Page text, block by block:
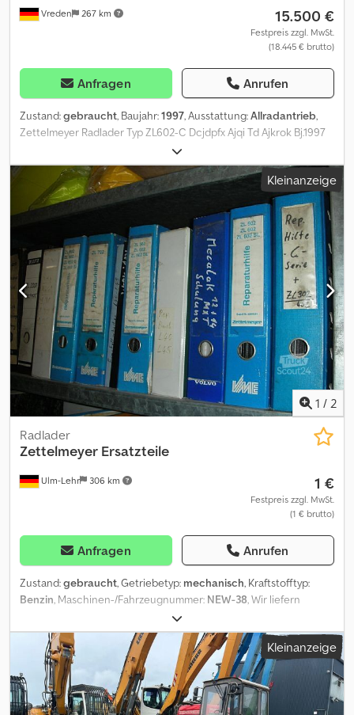
Vreden 267 km 15.500 €
Festpreis zzgl. MwSt.
(18.445 € brutto)
Anfragen Anrufen
Zustand:gebraucht, Baujahr:1997, Ausstattung:Allradantrieb,
Zettelmeyer Radlader Typ ZL602-C Dcjdpfx Ajqi Td Ajkrok Bj.1997
Kleinanzeige
1 / 2
Ulm-Lehr 306 km
Radlader
Zettelmeyer Ersatzteile
1 €
Festpreis zzgl. MwSt.
(1 € brutto)
Anfragen Anrufen
Zustand:gebraucht, Getriebetyp: mechanisch, Kraftstofftyp:
Benzin, Maschinen-/Fahrzeugnummer: NEW-38, Wir liefern
Ersatz- und Verschleißteile für Zettelmeyer Radlader zum
Großteil ab Lager., Direktwahl für Ersatzteile -> Tel.> Herr Jochen
Gönner Dedpjqkgw Nofx Akrjck
Kleinanzeige